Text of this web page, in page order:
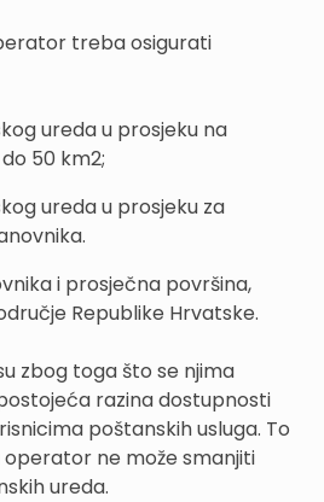
treba osigurati
ureda u prosjeku na
50 km2;
ureda u prosjeku za
i prosječna površina,
Republike Hrvatske.
zbog toga što se njima
razina dostupnosti
poštanskih usluga. To
operator ne može smanjiti
ureda.